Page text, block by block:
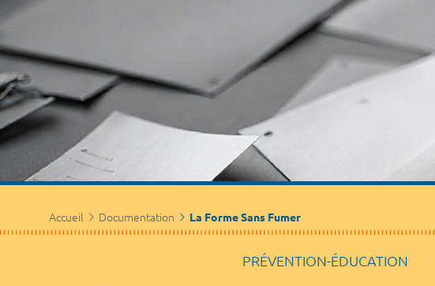
Accueil Documentation La Forme Sans Fumer
PRÉVENTION-ÉDUCATION